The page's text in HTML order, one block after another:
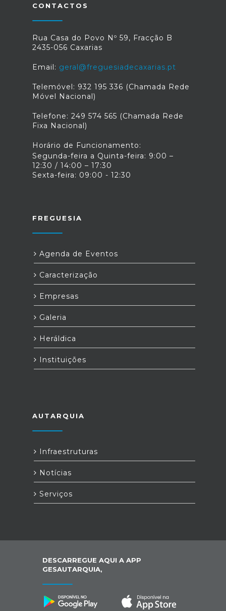
CONTACTOS
Rua Casa do Povo Nº 59, Fracção B
2435-056 Caxarias
Email: geral@freguesiadecaxarias.pt
Telemóvel: 932 195 336 (Chamada Rede
Móvel Nacional)
Telefone: 249 574 565 (Chamada Rede
Fixa Nacional)
Horário de Funcionamento:
Segunda-feira a Quinta-feira: 9:00 –
12:30 / 14:00 – 17:30
Sexta-feira: 09:00 - 12:30
FREGUESIA
Agenda de Eventos
Caracterização
Empresas
Galeria
Heráldica
Instituições
AUTARQUIA
Infraestruturas
Notícias
Serviços
DESCARREGUE AQUI A APP
GESAUTARQUIA,